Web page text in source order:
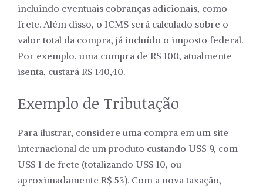
incluindo eventuais cobranças adicionais, como
frete. Além disso, o ICMS será calculado sobre o
valor total da compra, já incluído o imposto federal.
Por exemplo, uma compra de R$ 100, atualmente
isenta, custará R$ 140,40.
Exemplo de Tributação
Para ilustrar, considere uma compra em um site
internacional de um produto custando US$ 9, com
US$ 1 de frete (totalizando US$ 10, ou
aproximadamente R$ 53). Com a nova taxação,